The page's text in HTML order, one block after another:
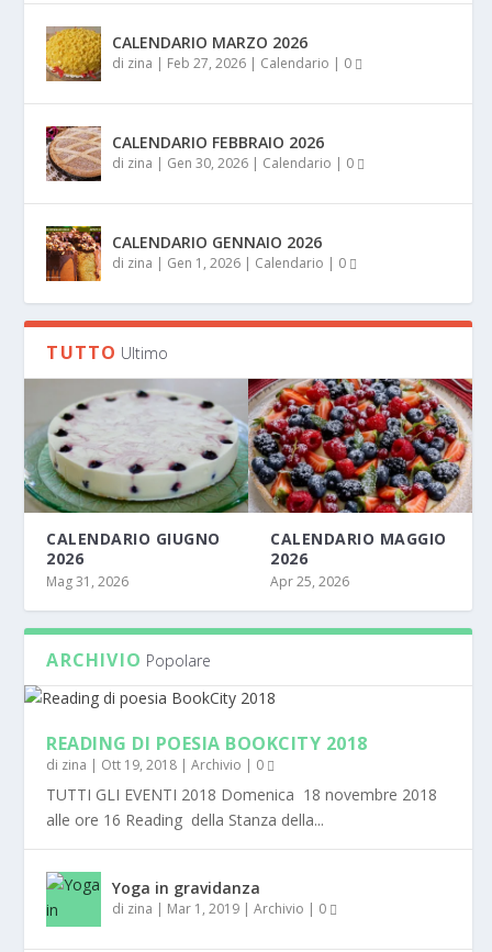
CALENDARIO MARZO 2026
di zina | Feb 27, 2026 | Calendario | 0
CALENDARIO FEBBRAIO 2026
di zina | Gen 30, 2026 | Calendario | 0
CALENDARIO GENNAIO 2026
di zina | Gen 1, 2026 | Calendario | 0
TUTTO Ultimo
CALENDARIO GIUGNO
2026
Mag 31, 2026
CALENDARIO MAGGIO
2026
Apr 25, 2026
ARCHIVIO Popolare
READING DI POESIA BOOKCITY 2018
di zina | Ott 19, 2018 |Archivio | 0
TUTTI GLI EVENTI 2018 Domenica 18 novembre 2018
alle ore 16 Reading della Stanza della...
Yoga in gravidanza
di zina | Mar 1, 2019 |Archivio | 0